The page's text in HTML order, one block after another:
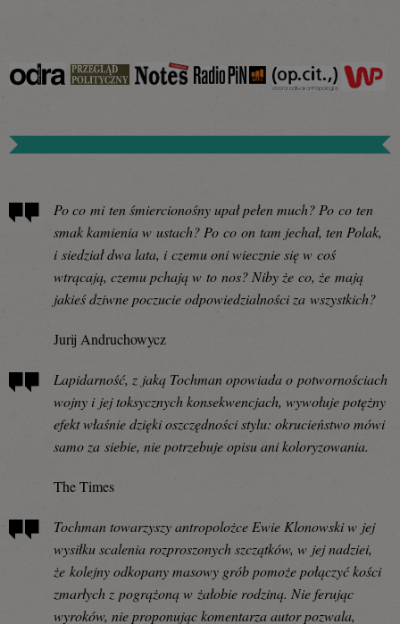
Po co mi ten śmiercionośny upał pełen much? Po co ten
smak kamienia w ustach? Po co on tam jechał, ten Polak,
i siedział dwa lata, i czemu oni wiecznie się w coś
wtrącają, czemu pchają w to nos? Niby że co, że mają
jakieś dziwne poczucie odpowiedzialności za wszystkich?
Jurij Andruchowycz
Lapidarność, z jaką Tochman opowiada o potwornościach
wojny i jej toksycznych konsekwencjach, wywołuje potężny
efekt właśnie dzięki oszczędności stylu: okrucieństwo mówi
samo za siebie, nie potrzebuje opisu ani koloryzowania.
The Times
Tochman towarzyszy antropolożce Ewie Klonowski w jej
wysiłku scalenia rozproszonych szczątków, w jej nadziei,
że kolejny odkopany masowy grób pomoże połączyć kości
zmarłych z pogrążoną w żałobie rodziną. Nie ferując
wyroków, nie proponując komentarza autor pozwala,